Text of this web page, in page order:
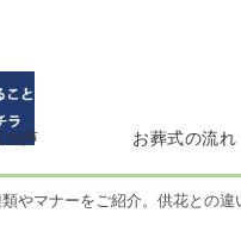
の声 お葬式の流れ
やマナーをご紹介。供花との違